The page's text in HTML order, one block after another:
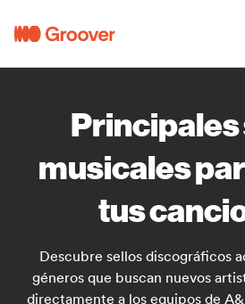
Principales
musicales
tus
Descubre sellos discográficos
géneros que buscan nuevos
directamente a los equipos de